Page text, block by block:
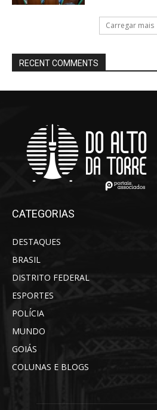
Carregar mais
RECENT COMMENTS
CATEGORIAS
DESTAQUES
BRASIL
DISTRITO FEDERAL
ESPORTES
POLÍCIA
MUNDO
GOIÁS
COLUNAS E BLOGS